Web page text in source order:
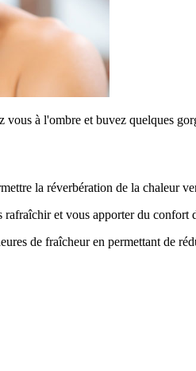
à l'ombre et buvez quelques
la réverbération de la chaleur
et vous apporter du confort
de fraîcheur en permettant de